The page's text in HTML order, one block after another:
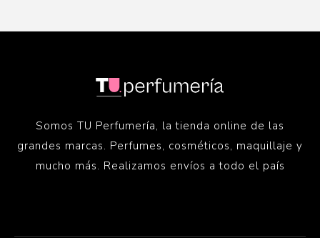
Somos TU Perfumería, la tienda online de las
grandes marcas. Perfumes, cosméticos, maquillaje y
mucho más. Realizamos envíos a todo el país